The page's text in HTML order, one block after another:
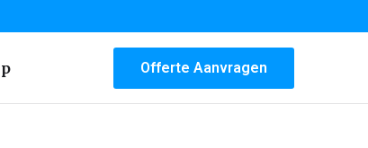
Offerte Aanvragen